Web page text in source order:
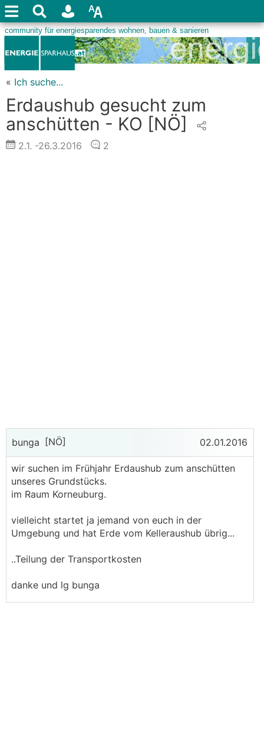
« Ich suche...
Erdaushub gesucht zum
anschütten - KO [NÖ]
2.1. -26.3.2016 2
bunga [NÖ] 02.01.2016
wir suchen im Frühjahr Erdaushub zum anschütten
unseres Grundstücks.
im Raum Korneuburg.
vielleicht startet ja jemand von euch in der
Umgebung und hat Erde vom Kelleraushub übrig...
..Teilung der Transportkosten
danke und lg bunga